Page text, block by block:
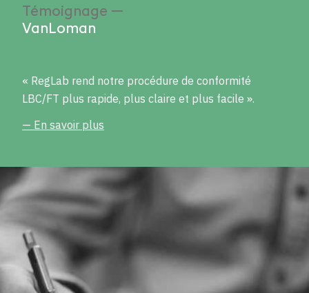
Témoignage —
VanLoman
« RegLab rend notre procédure de conformité
LBC/FT plus rapide, plus claire et plus facile ».
— En savoir plus